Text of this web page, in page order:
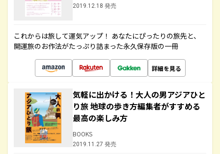
2019.12.18 発売
これからは旅して運気アップ！ あなたにぴったりの旅先と、
開運旅のお作法がたっぷり詰まった永久保存版の一冊
詳細を見る
気軽に出かける！大人の男アジアひと
り旅 地球の歩き方編集者がすすめる
最高の楽しみ方
BOOKS
2019.11.27 発売